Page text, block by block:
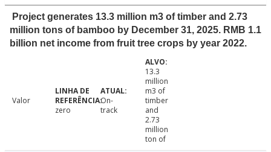
Project generates 13.3 million m3 of timber and 2.73
million tons of bamboo by December 31, 2025. RMB 1.1
billion net income from fruit tree crops by year 2022.
Valor
zero
On-
track
13.3
million
m3 of
timber
and
2.73
million
ton of